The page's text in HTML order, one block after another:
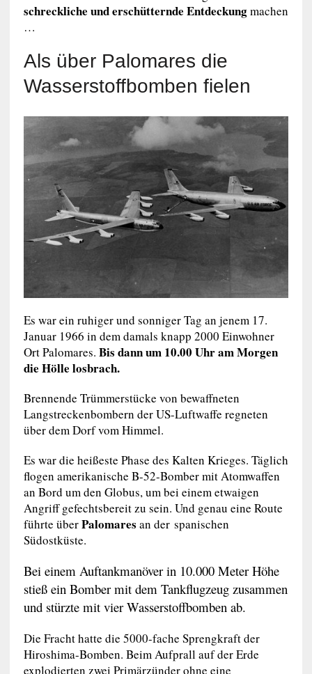
schreckliche und erschütternde Entdeckungmachen
…
Als über Palomares die
Wasserstoffbomben fielen
Es war ein ruhiger und sonniger Tag an jenem 17.
Januar 1966 in dem damals knapp 2000 Einwohner
Ort Palomares. Bis dann um 10.00 Uhr am Morgen
die Hölle losbrach.
Brennende Trümmerstücke von bewaffneten
Langstreckenbombern der US-Luftwaffe regneten
über dem Dorf vom Himmel.
Es war die heißeste Phase des Kalten Krieges. Täglich
flogen amerikanische B-52-Bomber mit Atomwaffen
an Bord um den Globus, um bei einem etwaigen
Angriff gefechtsbereit zu sein. Und genau eine Route
führte überPalomares an der spanischen
Südostküste.
Bei einem Auftankmanöver in 10.000 Meter Höhe
stieß ein Bomber mit dem Tankflugzeug zusammen
und stürzte mit vier Wasserstoffbomben ab.
Die Fracht hatte die 5000-fache Sprengkraft der
Hiroshima-Bomben. Beim Aufprall auf der Erde
explodierten zwei Primärzünder ohne eine